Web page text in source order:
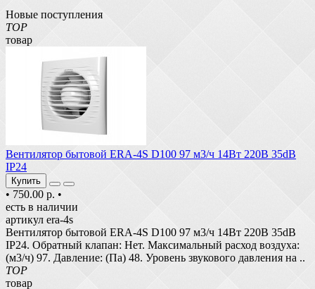
Новые поступления
TOP
товар
Вентилятор бытовой ERA-4S D100 97 м3/ч 14Вт 220В 35dB
IP24
Купить
• 750.00 р. •
есть в наличии
артикул era-4s
Вентилятор бытовой ERA-4S D100 97 м3/ч 14Вт 220В 35dB
IP24. Обратный клапан: Нет. Максимальный расход воздуха:
(м3/ч) 97. Давление: (Па) 48. Уровень звукового давления на ..
TOP
товар